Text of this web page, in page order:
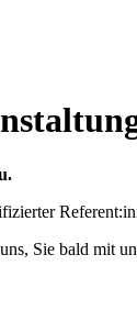
Sie bald mit